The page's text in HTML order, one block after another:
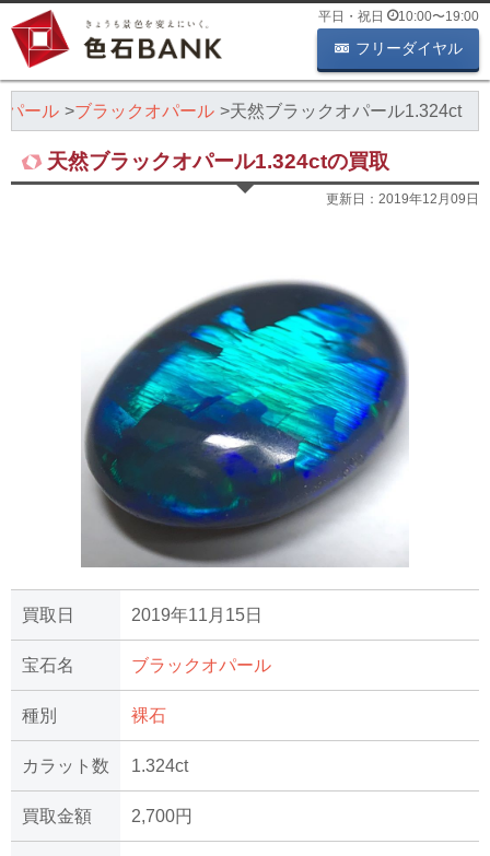
平日・祝日 10:00〜19:00
フリーダイヤル
パール ブラックオパール 天然ブラックオパール1.324ct
天然ブラックオパール1.324ctの買取
更新日： 2019年12月09日
買取日 2019年11月15日
宝石名 ブラックオパール
種別 裸石
カラット数 1.324ct
買取金額 2,700円